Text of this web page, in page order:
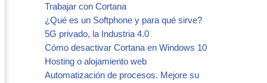
Trabajar con Cortana
¿Qué es un Softphone y para qué sirve?
5G privado, la Industria 4.0
Cómo desactivar Cortana en Windows 10
Hosting o alojamiento web
Automatización de procesos. Mejore su